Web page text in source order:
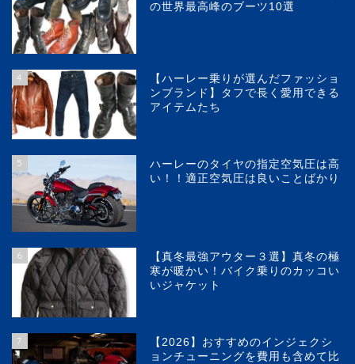
の世界最高峰のブーツ10選
4
【ハーレー乗りが選んだファッショ
ンブランド】タフで長く愛用できる
アイテムたち
5
ハーレーのタイヤの指定空気圧は高
い！！適正空気圧は良いことばかり
6
【真冬最強アウター３選】真冬の極
寒が暖かい！バイク乗りのカッコい
いジャケット
7
【2026】おすすめのインジェクシ
ョンチューニングを費用も含めて比